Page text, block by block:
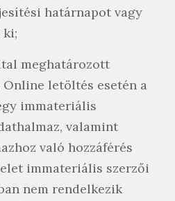
határnapot vagy
meghatározott
Online letöltés esetén a
immateriális
valamint
való hozzáférés
immateriális szerzői
nem rendelkezik